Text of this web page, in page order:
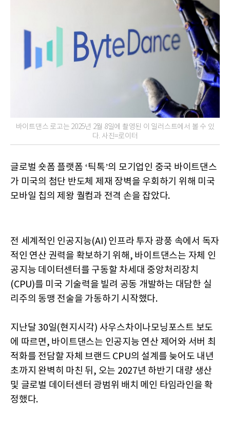
바이트댄스 로고는 2025년 2월 8일에 촬영된 이 일러스트에서 볼 수 있
다. 사진=로이터
글로벌 숏폼 플랫폼 ‘틱톡’의 모기업인 중국 바이트댄스
가 미국의 첨단 반도체 제재 장벽을 우회하기 위해 미국
모바일 칩의 제왕 퀄컴과 전격 손을 잡았다.
전 세계적인 인공지능(AI) 인프라 투자 광풍 속에서 독자
적인 연산 권력을 확보하기 위해, 바이트댄스는 자체 인
공지능 데이터센터를 구동할 차세대 중앙처리장치
(CPU)를 미국 기술력을 빌려 공동 개발하는 대담한 실
리주의 동맹 전술을 가동하기 시작했다.
지난달 30일(현지시각) 사우스차이나모닝포스트 보도
에 따르면, 바이트댄스는 인공지능 연산 제어와 서버 최
적화를 전담할 자체 브랜드 CPU의 설계를 늦어도 내년
초까지 완벽히 마친 뒤, 오는 2027년 하반기 대량 생산
및 글로벌 데이터센터 광범위 배치 메인 타임라인을 확
정했다.